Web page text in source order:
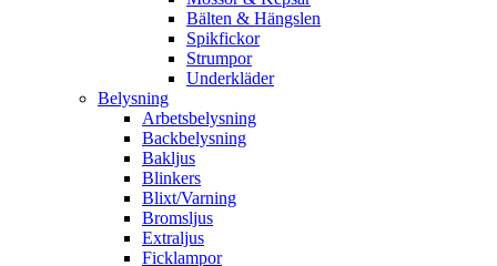
Bälten & Hängslen
Spikfickor
Strumpor
Underkläder
Belysning
Arbetsbelysning
Backbelysning
Bakljus
Blinkers
Blixt/Varning
Bromsljus
Extraljus
Ficklampor